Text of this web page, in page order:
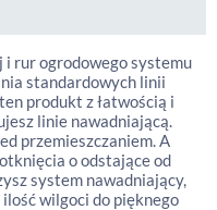
rur ogrodowego systemu
standardowych linii
produkt z łatwością i
linie nawadniającą.
przemieszczaniem. A
o odstające od
system nawadniający,
wilgoci do pięknego